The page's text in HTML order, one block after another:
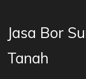
Jasa Bor
Tanah